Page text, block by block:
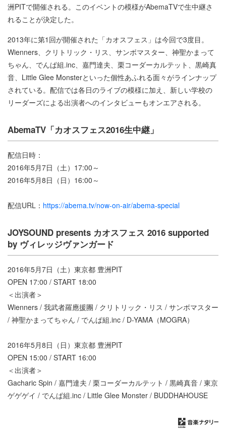
洲PITで開催される。このイベントの模様がAbemaTVで生中継さ
れることが決定した。
2013年に第1回が開催された「カオスフェス」は今回で3度目。
Wienners、クリトリック・リス、サンボマスター、神聖かまって
ちゃん、でんぱ組.inc、嘉門達夫、栗コーダーカルテット、黒崎真
音、Little Glee Monsterといった個性あふれる面々がラインナップ
されている。配信では各日のライブの模様に加え、新しい学校の
リーダーズによる出演者へのインタビューもオンエアされる。
AbemaTV「カオスフェス2016生中継」
配信日時：
2016年5月7日（土）17:00～
2016年5月8日（日）16:00～
配信URL： https://abema.tv/now-on-air/abema-special
JOYSOUND presents カオスフェス 2016 supported
by ヴィレッジヴァンガード
2016年5月7日（土）東京都 豊洲PIT
OPEN 17:00 / START 18:00
＜出演者＞
Wienners / 我武者羅應援團 / クリトリック・リス / サンボマスター
/ 神聖かまってちゃん / でんぱ組.inc / D-YAMA（MOGRA）
2016年5月8日（日）東京都 豊洲PIT
OPEN 15:00 / START 16:00
＜出演者＞
Gacharic Spin / 嘉門達夫 / 栗コーダーカルテット / 黒崎真音 / 東京
ゲゲゲイ / でんぱ組.inc / Little Glee Monster / BUDDHAHOUSE